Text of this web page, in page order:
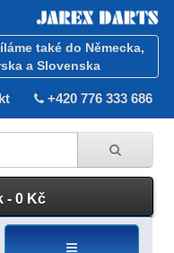
také do Německa,
a Slovenska
+420 776 333 686
- 0 Kč